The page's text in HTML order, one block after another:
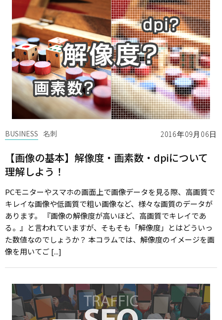
2016年09月06日
BUSINESS 名刺
【画像の基本】解像度・画素数・dpiについて
理解しよう！
PCモニターやスマホの画面上で画像データを見る際、高画質で
キレイな画像や低画質で粗い画像など、様々な画質のデータが
あります。 『画像の解像度が高いほど、高画質でキレイであ
る。』と言われていますが、そもそも「解像度」とはどういっ
た数値なのでしょうか？ 本コラムでは、解像度のイメージを画
像を用いてご [...]